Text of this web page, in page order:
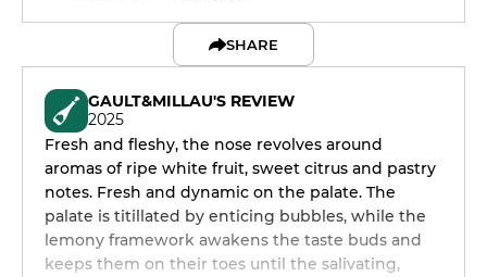
SHARE
GAULT&MILLAU'S REVIEW
2025
Fresh and fleshy, the nose revolves around
aromas of ripe white fruit, sweet citrus and pastry
notes. Fresh and dynamic on the palate. The
palate is titillated by enticing bubbles, while the
lemony framework awakens the taste buds and
keeps them on their toes until the salivating,